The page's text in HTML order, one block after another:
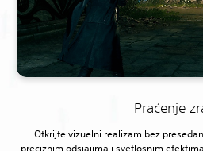
Praćenje
Otkrijte vizuelni realizam bez
preciznim odsjajima i svetlosnim